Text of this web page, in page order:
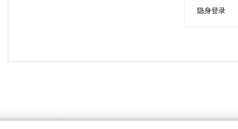
隐身登录